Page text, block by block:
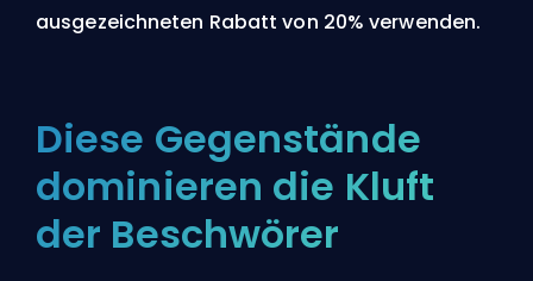
ausgezeichneten Rabatt von 20% verwenden.
Diese Gegenstände
dominieren die Kluft
der Beschwörer